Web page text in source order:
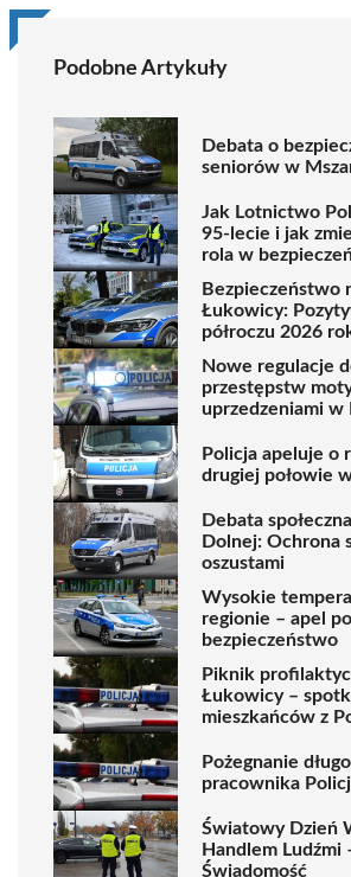
Podobne Artykuły
Debata o
seniorów w
Jak Lotnictwo
95-lecie i jak
rola w
Bezpieczeństwo
Łukowicy:
półroczu 2026
Nowe regulacje
przestępstw
uprzedzeniami w
Policja apeluje o
drugiej połowie
Debata
Dolnej: Ochrona
oszustami
Wysokie
regionie – apel
bezpieczeństwo
Piknik
Łukowicy –
mieszkańców z
Pożegnanie
pracownika
Światowy Dzień
Handlem Ludźmi
Świadomość